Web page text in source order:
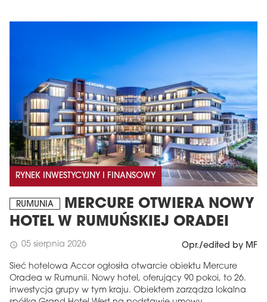
RYNEK INWESTYCYJNY I FINANSOWY
RUMUNIA
MERCURE OTWIERA NOWY
HOTEL W RUMUŃSKIEJ ORADEI
schedule 05 sierpnia 2026 Opr./edited by MF
Sieć hotelowa Accor ogłosiła otwarcie obiektu Mercure
Oradea w Rumunii. Nowy hotel, oferujący 90 pokoi, to 26.
inwestycja grupy w tym kraju. Obiektem zarządza lokalna